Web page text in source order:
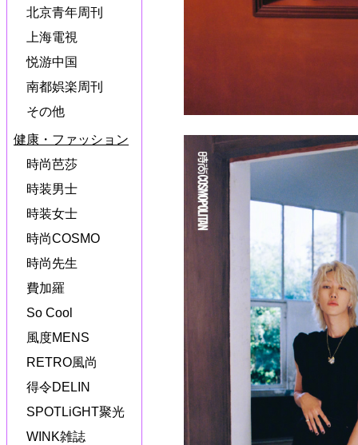
北京青年周刊
上海電視
悦游中国
南都娯楽周刊
その他
健康・ファッション
時尚芭莎
時装男士
時装女士
時尚COSMO
時尚先生
費加羅
So Cool
風度MENS
RETRO風尚
得令DELIN
SPOTLiGHT聚光
WINK雑誌